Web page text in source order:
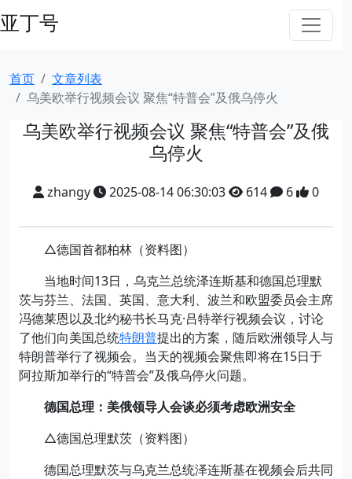
亚丁号
首页
文章列表
乌美欧举行视频会议 聚焦“特普会”及俄乌停火
乌美欧举行视频会议 聚焦“特普会”及俄
乌停火
zhangy 2025-08-14 06:30:03 614 6 0
△德国首都柏林（资料图）
当地时间13日，乌克兰总统泽连斯基和德国总理默
茨与芬兰、法国、英国、意大利、波兰和欧盟委员会主席
冯德莱恩以及北约秘书长马克·吕特举行视频会议，讨论
了他们向美国总统特朗普提出的方案，随后欧洲领导人与
特朗普举行了视频会。当天的视频会聚焦即将在15日于
阿拉斯加举行的“特普会”及俄乌停火问题。
德国总理：美俄领导人会谈必须考虑欧洲安全
△德国总理默茨（资料图）
德国总理默茨与乌克兰总统泽连斯基在视频会后共同